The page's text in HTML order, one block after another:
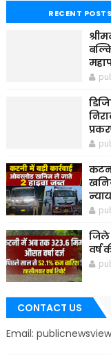
RECENT POSTS
जिले
वर्ष
CONTACT US
Email: